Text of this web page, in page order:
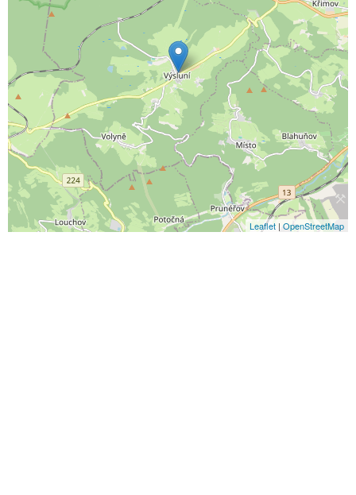
Leaflet | OpenStreetMap